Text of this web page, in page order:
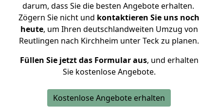
darum, dass Sie die besten Angebote erhalten.
Zögern Sie nicht und kontaktieren Sie uns noch
heute, um Ihren deutschlandweiten Umzug von
Reutlingen nach Kirchheim unter Teck zu planen.
Füllen Sie jetzt das Formular aus, und erhalten
Sie kostenlose Angebote.
Kostenlose Angebote erhalten